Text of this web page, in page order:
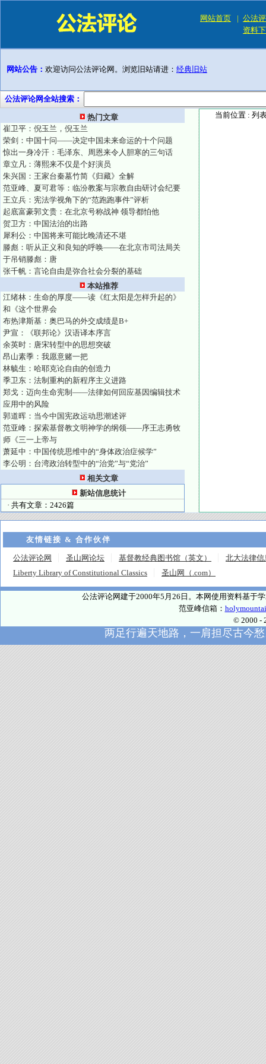
网站首页 | 公法
资料
网站公告： 欢迎访问公法评论网。浏览旧站请进： 经典旧站
公法评论网全站搜索：
热门文章
崔卫平：倪玉兰，倪玉兰
荣剑：中国十问——决定中国未来命运的十个问题
惊出一身冷汗：毛泽东、周恩来令人胆寒的三句话
章立凡：薄熙来不仅是个好演员
朱兴国：王家台秦墓竹简《归藏》全解
范亚峰、夏可君等：临汾教案与宗教自由研讨会纪要
王立兵：宪法学视角下的“范跑跑事件”评析
起底富豪郭文贵：在北京号称战神 领导都怕他
贺卫方：中国法治的出路
犀利公：中国将来可能比晚清还不堪
滕彪：听从正义和良知的呼唤——在北京市司法局关
于吊销滕彪：唐
张千帆：言论自由是弥合社会分裂的基础
本站推荐
江绪林：生命的厚度——读《红太阳是怎样升起的》
和《这个世界会
布热津斯基：奥巴马的外交成绩是B+
尹宣：《联邦论》汉语译本序言
余英时：唐宋转型中的思想突破
昂山素季：我愿意赌一把
林毓生：哈耶克论自由的创造力
季卫东：法制重构的新程序主义进路
郑戈：迈向生命宪制——法律如何回应基因编辑技术
应用中的风险
郭道晖：当今中国宪政运动思潮述评
范亚峰：探索基督教文明神学的纲领——序王志勇牧
师《三一上帝与
萧延中：中国传统思维中的“身体政治症候学”
李公明：台湾政治转型中的“治党”与“党治”
相关文章
新站信息统计
· 共有文章：2426篇
当前位置 : 列
友情链接 & 合作伙伴
公法评论网 圣山网论坛 基督教经典图书馆（英文）
北大法律信
Liberty Library of Constitutional Classics
圣山网（.com）
公法评论网建于2000年5月26日。本网使用资料基于
范亚峰信箱：
© 2000 -
两足行遍天地路，一肩担尽古今